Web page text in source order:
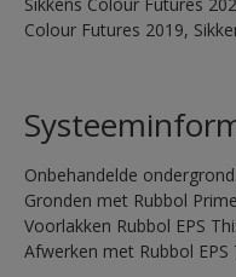
Colour Futures 2019,
Onbehandelde ondergrond.
Gronden met Rubbol
Voorlakken Rubbol EPS
Afwerken met Rubbol EPS